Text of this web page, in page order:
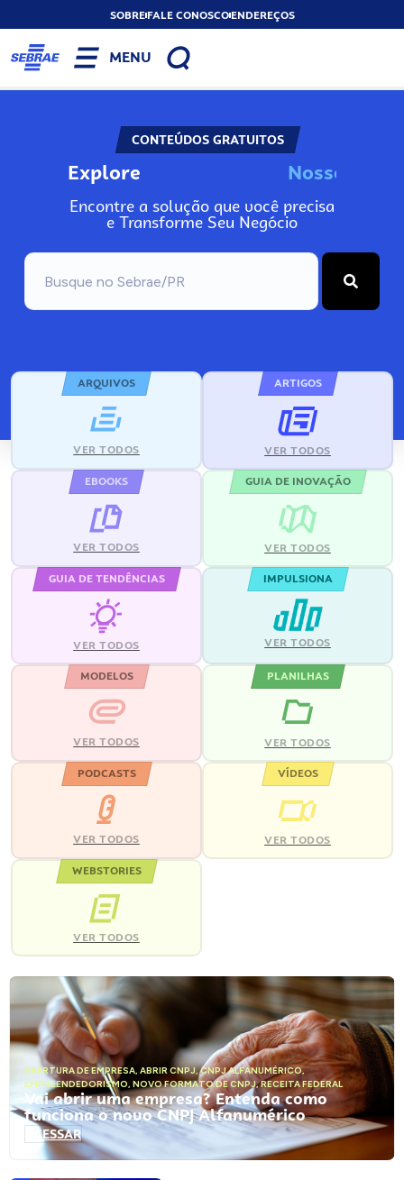
SOBREFALE CONOSCOENDEREÇOS
MENU
CONTEÚDOS GRATUITOS
Explore No
Encontre a solução que você precisa
e Transforme Seu Negócio
ARQUIVOS
VER TODOS
ARTIGOS
VER TODOS
EBOOKS
VER TODOS
GUIA DE INOVAÇÃO
VER TODOS
GUIA DE TENDÊNCIAS
VER TODOS
IMPULSIONA
VER TODOS
MODELOS
VER TODOS
PLANILHAS
VER TODOS
PODCASTS
VER TODOS
VÍDEOS
VER TODOS
WEBSTORIES
VER TODOS
ABERTURA DE EMPRESA, ABRIR CNPJ,CNPJ ALFANUMÉRICO,
EMPREENDEDORISMO, NOVO FORMATO DE CNPJ,RECEITA FEDERAL
Vai abrir uma empresa? Entenda como
funciona o novo CNPJ Alfanumérico
ACESSAR